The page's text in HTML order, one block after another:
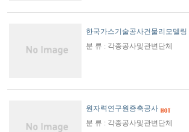
한국가스기술공사건물리모델링
분 류 : 각종공사및관변단체
원자력연구원증축공사
분 류 : 각종공사및관변단체